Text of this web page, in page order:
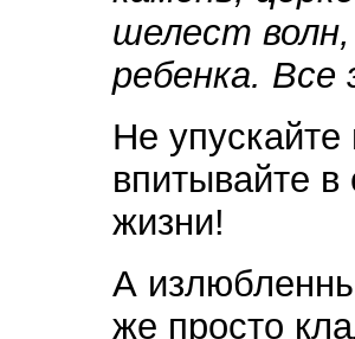
шелест
ребенка.
Не
впитывайте
жизни!
А
же просто